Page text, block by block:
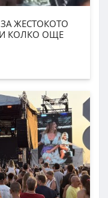
ЖЕСТОКОТО
И КОЛКО ОЩЕ